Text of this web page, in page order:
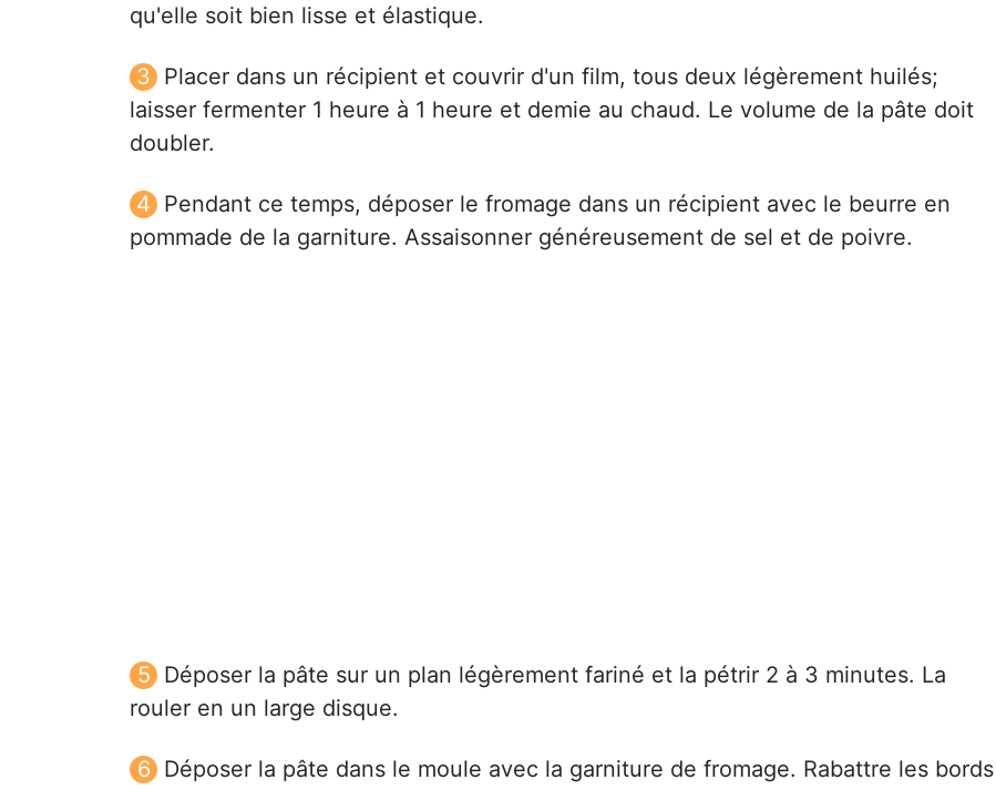
qu'elle soit bien lisse et élastique.
Placer dans un récipient et couvrir d'un film, tous deux légèrement huilés;
laisser fermenter 1 heure à 1 heure et demie au chaud. Le volume de la pâte doit
doubler.
Pendant ce temps, déposer le fromage dans un récipient avec le beurre en
pommade de la garniture. Assaisonner généreusement de sel et de poivre.
Déposer la pâte sur un plan légèrement fariné et la pétrir 2 à 3 minutes. La
rouler en un large disque.
Déposer la pâte dans le moule avec la garniture de fromage. Rabattre les bords